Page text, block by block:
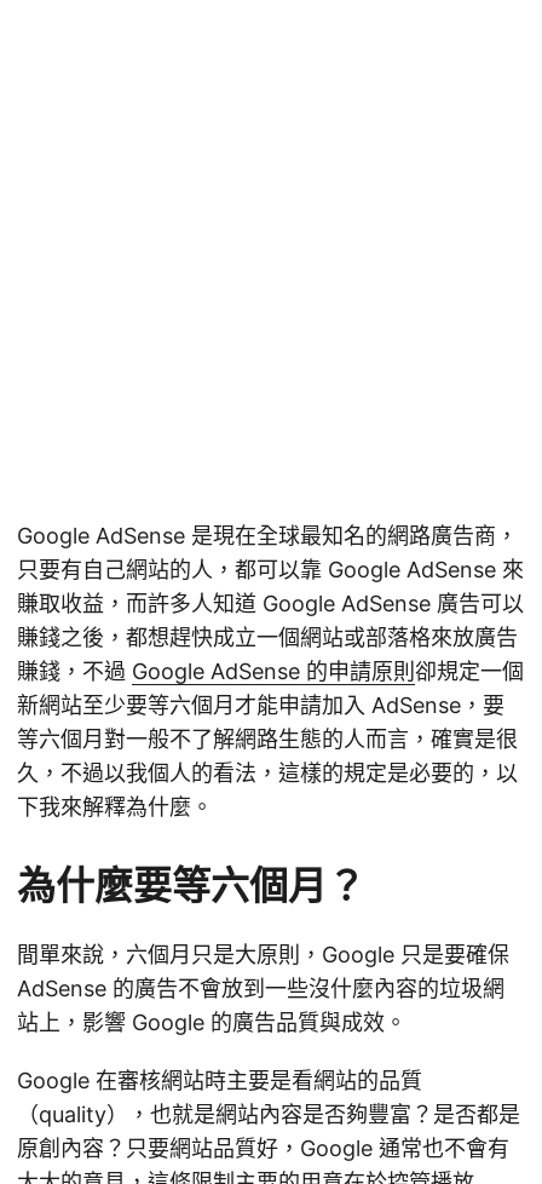
Google AdSense 是現在全球最知名的網路廣告商，
只要有自己網站的人，都可以靠 Google AdSense 來
賺取收益，而許多人知道 Google AdSense 廣告可以
賺錢之後，都想趕快成立一個網站或部落格來放廣告
賺錢，不過 Google AdSense 的申請原則 卻規定一個
新網站至少要等六個月才能申請加入 AdSense，要
等六個月對一般不了解網路生態的人而言，確實是很
久，不過以我個人的看法，這樣的規定是必要的，以
下我來解釋為什麼。
為什麼要等六個月？
間單來說，六個月只是大原則，Google 只是要確保
AdSense 的廣告不會放到一些沒什麼內容的垃圾網
站上，影響 Google 的廣告品質與成效。
Google 在審核網站時主要是看網站的品質
（quality），也就是網站內容是否夠豐富？是否都是
原創內容？只要網站品質好，Google 通常也不會有